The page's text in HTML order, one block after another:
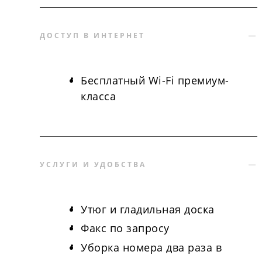
ДОСТУП В ИНТЕРНЕТ
Бесплатный Wi-Fi премиум-
класса
УСЛУГИ И УДОБСТВА
Утюг и гладильная доска
Факс по запросу
Уборка номера два раза в